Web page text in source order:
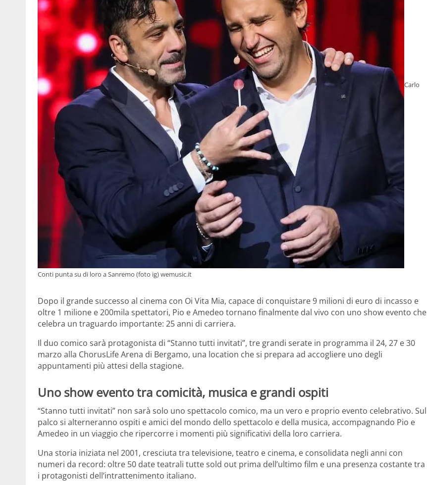
Carlo
Conti punta su di loro a Sanremo (foto ig) wemusic.it
Dopo il grande successo al cinema con Oi Vita Mia, capace di conquistare 9 milioni di euro di incasso e
oltre 1 milione e 200mila spettatori, Pio e Amedeo tornano finalmente dal vivo con uno show evento che
celebra un traguardo importante: 25 anni di carriera.
Il duo comico sarà protagonista di “Stanno tutti invitati”, tre grandi serate in programma il 24, 27 e 30
marzo alla ChorusLife Arena di Bergamo, una location che si prepara ad accogliere uno degli
appuntamenti più attesi della stagione.
Uno show evento tra comicità, musica e grandi ospiti
“Stanno tutti invitati” non sarà solo uno spettacolo comico, ma un vero e proprio evento celebrativo. Sul
palco si alterneranno ospiti e amici del mondo dello spettacolo e della musica, accompagnando Pio e
Amedeo in un viaggio che ripercorre i momenti più significativi della loro carriera.
Una storia iniziata nel 2001, cresciuta tra televisione, teatro e cinema, e consolidata negli anni con
numeri da record: oltre 50 date teatrali tutte sold out prima dell’ultimo film e una presenza costante tra
i protagonisti dell’intrattenimento italiano.